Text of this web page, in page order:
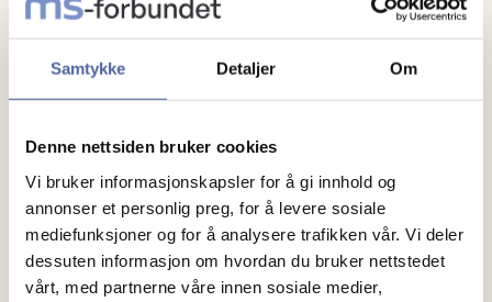
Samtykke Detaljer Om
Denne nettsiden bruker cookies
Vi bruker informasjonskapsler for å gi innhold og
annonser et personlig preg, for å levere sosiale
mediefunksjoner og for å analysere trafikken vår. Vi deler
dessuten informasjon om hvordan du bruker nettstedet
vårt, med partnerne våre innen sosiale medier,
før uføretrygden reduseres.
ved søknad om uføretrygd en vurdering av om man
fyller vilkårene for denne rettigheten. Hvis du har fått
innvilget rettigheter som «ung ufør», vil uføretrygden
bli beregnet etter egne regler hvis det gir deg en